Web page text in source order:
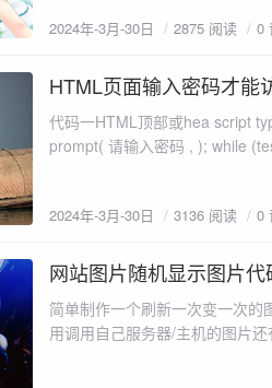
2024年-3月-30日 2875 阅读 0
2024-3-30
HTML页面输入密码才能
代码一HTML顶部或hea script type=text/javascript function
2024年-3月-30日 3136 阅读 0
2024-3-30
网站图片随机显示图片代
简单制作一个刷新一次变一次的
用调用自己服务器/主机的图片